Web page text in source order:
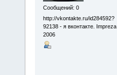
Сообщений: 0
http://vkontakte.ru/id284592?
92138 - я вконтакте. Impreza
2006